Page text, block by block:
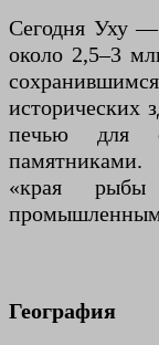
Сегодня Уху —
около 2,5–3
исторических
печью для
памятниками.
«края
промышленным
География